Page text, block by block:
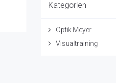
Kategorien
Optik Meyer
Visualtraining